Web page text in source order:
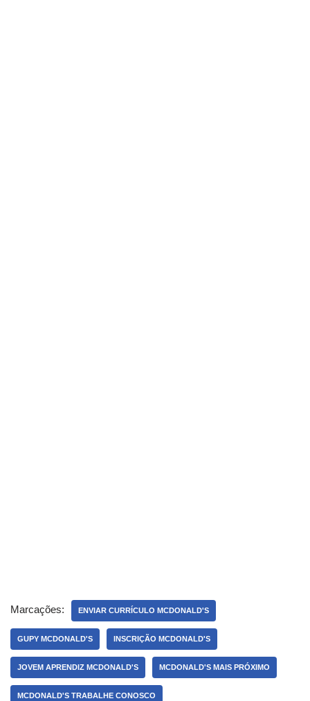
Marcações: ENVIAR CURRÍCULO MCDONALD'S
GUPY MCDONALD'S INSCRIÇÃO MCDONALD'S
JOVEM APRENDIZ MCDONALD'S MCDONALD'S MAIS PRÓXIMO
MCDONALD'S TRABALHE CONOSCO